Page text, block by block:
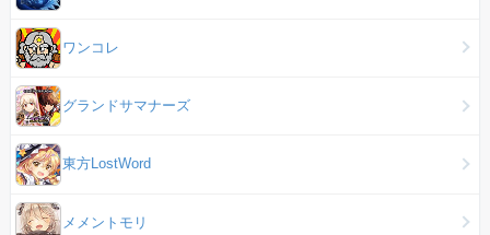
ワンコレ
グランドサマナーズ
東方LostWord
メメントモリ